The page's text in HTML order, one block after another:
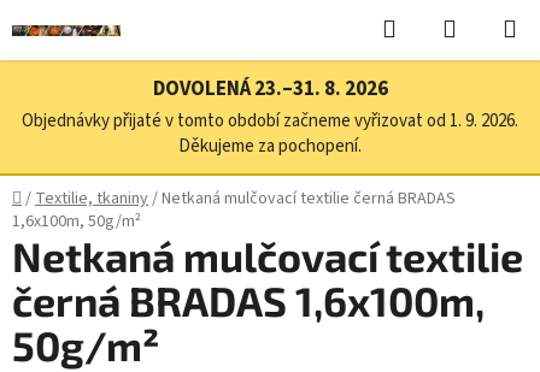
na
obsah
Hledat
KOŠÍK
DOVOLENÁ 23.–31. 8. 2026
Objednávky přijaté v tomto období začneme vyřizovat od 1. 9. 2026.
Děkujeme za pochopení.
Domů
/Textilie, tkaniny/Netkaná mulčovací textilie černá BRADAS
1,6x100m, 50g/m²
Netkaná mulčovací textilie
černá BRADAS 1,6x100m,
50g/m²